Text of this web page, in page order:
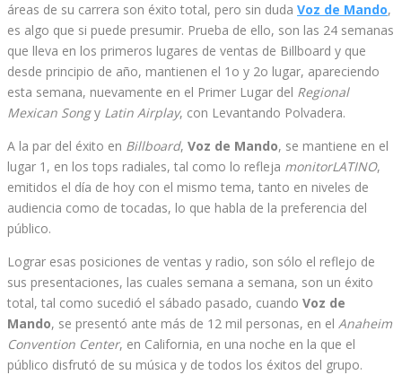
áreas de su carrera son éxito total, pero sin duda Voz de Mando,
es algo que si puede presumir. Prueba de ello, son las 24 semanas
que lleva en los primeros lugares de ventas de Billboard y que
desde principio de año, mantienen el 1o y 2o lugar, apareciendo
esta semana, nuevamente en el Primer Lugar del Regional
Mexican Songy Latin Airplay, con Levantando Polvadera.
A la par del éxito en Billboard, Voz de Mando, se mantiene en el
lugar 1, en los tops radiales, tal como lo refleja monitorLATINO,
emitidos el día de hoy con el mismo tema, tanto en niveles de
audiencia como de tocadas, lo que habla de la preferencia del
público.
Lograr esas posiciones de ventas y radio, son sólo el reflejo de
sus presentaciones, las cuales semana a semana, son un éxito
total, tal como sucedió el sábado pasado, cuando Voz de
Mando, se presentó ante más de 12 mil personas, en el Anaheim
Convention Center, en California, en una noche en la que el
público disfrutó de su música y de todos los éxitos del grupo.